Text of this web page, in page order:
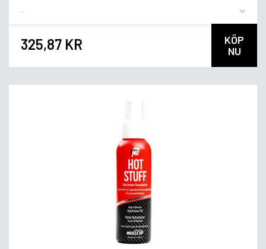
325,87 KR
KÖP
NU